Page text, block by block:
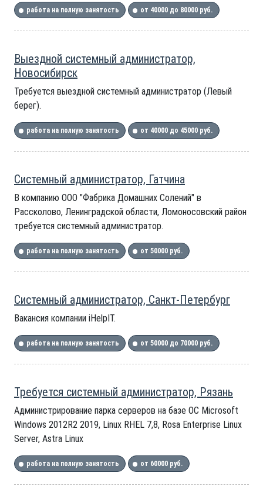
работа на полную занятость от 40000 до 80000 руб.
Выездной системный администратор,
Новосибирск
Требуется выездной системный администратор (Левый
берег).
работа на полную занятость от 40000 до 45000 руб.
Системный администратор, Гатчина
В компанию ООО "Фабрика Домашних Солений" в
Рассколово, Ленинградской области, Ломоносовский район
требуется системный администратор.
работа на полную занятость от 50000 руб.
Системный администратор, Санкт-Петербург
Вакансия компании iHelpIT.
работа на полную занятость от 50000 до 70000 руб.
Требуется системный администратор, Рязань
Администрирование парка серверов на базе OC Microsoft
Windows 2012R2 2019, Linux RHEL 7,8, Rosa Enterprise Linux
Server, Astra Linux
работа на полную занятость от 60000 руб.